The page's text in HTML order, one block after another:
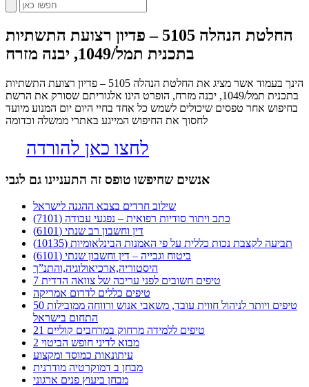
החלטת הנהלה 5105 – פדיון רצועת התשתיות
בתכנית תמל/1049, יבנה מזרח
הינך בעמוד אשר מציג את החלטת הנהלה 5105 – פדיון רצועת התשתיות
בתכנית תמל/1049, יבנה מזרח, הופרט הינו אלגוריתם שסורק את הרשת
בחיפוש אחר טפסים שיכולים לשמש כל אחד בחיי היום יום המנוע מיועד
לחסוך את החיפוש המייגע באתרי ממשלה וכדומה
לחצו כאן להורדה
אנשים שחיפשו טופס זה התעניינו גם לגבי
שילוב חרדים בצבא ההגנה לישראל
כתב ויתור סודיות רפואית – נפגעי עבודה (7101)
דין וחשבון רב שנתי (6101)
תביעה לקצבת נכות כללית על פי האמנות הבינלאומיות (10135)
ביטוח וגבייה – דין וחשבון שנתי (6101)
היסטוריה,ארכיאולוגיה,והתנ”ך
7 טיפים חשובים לפני עריכה של צוואה הדדית
טיפים כללים לדרום אמריקה
50 טיפים ויותר לניהול חווית עובד, משאבי אנוש ורווחה ממובילות
התחום בישראל
21 טיפים ללמידה מרחוק במרחבים קוליים
מבוא לדיני חופש הביטוי 2
עיתונאות כמוסד ומקצוע
מבחן ב דמוקרטיה מודרנית
מבחן ביעוץ פנים ארגוני